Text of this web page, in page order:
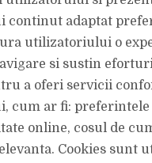
continut adaptat
utilizatoriului o
si sustin
a oferi servicii
cum ar fi: preferintele
online, cosul de
Cookies sunt